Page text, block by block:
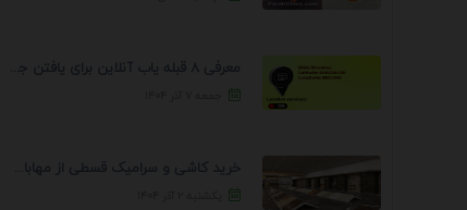
معرفی 8 قبله یاب آنلاین برای یافتن جهت انجام ...